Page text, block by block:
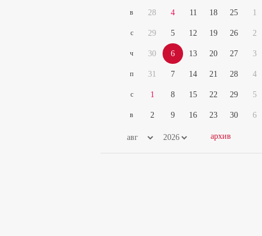
в
с
ч
п
с
в
28
29
30
31
1
2
4
5
6
7
8
9
11
12
13
14
15
16
18
19
20
21
22
23
25
26
27
28
29
30
1
2
3
4
5
6